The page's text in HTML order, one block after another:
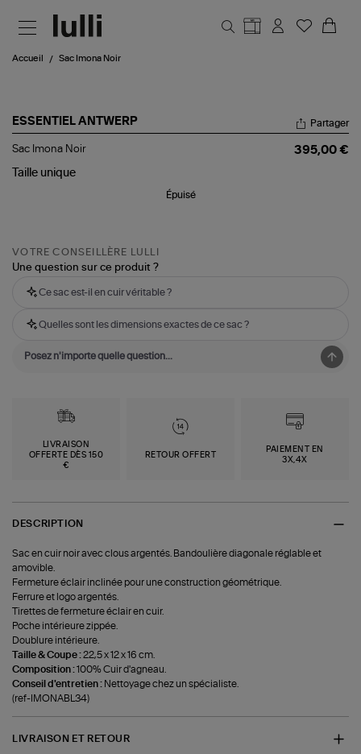
Accueil Sac Imona Noir
ESSENTIEL ANTWERP
Sac
Noir
Partager
Sac Imona Noir
395,00 €
Taille unique
Épuisé
VOTRE CONSEILLÈRE LULLI
Une question sur ce produit ?
Ce sac est-il en cuir véritable ?
Quelles sont les dimensions exactes de ce sac ?
LIVRAISON
OFFERTE DÈS 150
€
RETOUR OFFERT
PAIEMENT EN
3X,4X
DESCRIPTION
Sac en cuir noir avec clous argentés. Bandoulière diagonale réglable et
amovible.
Fermeture éclair inclinée pour une construction géométrique.
Ferrure et logo argentés.
Tirettes de fermeture éclair en cuir.
Poche intérieure zippée.
Doublure intérieure.
Taille & Coupe :22,5 x 12 x 16 cm.
Composition :100% Cuir d'agneau.
Conseil d'entretien : Nettoyage chez un spécialiste.
(ref-IMONABL34)
LIVRAISON ET RETOUR